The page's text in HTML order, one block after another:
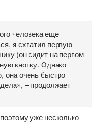
человека еще
я схватил первую
(он сидит на первом
кнопку. Однако
она очень быстро
– продолжает
уже несколько